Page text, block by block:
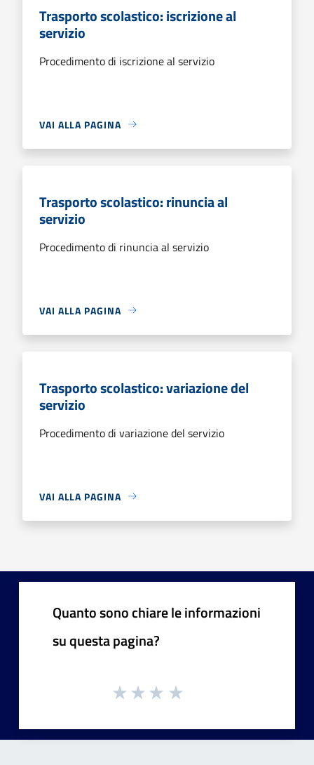
Trasporto scolastico: iscrizione al
servizio
Procedimento di iscrizione al servizio
VAI ALLA PAGINA
Trasporto scolastico: rinuncia al
servizio
Procedimento di rinuncia al servizio
VAI ALLA PAGINA
Trasporto scolastico: variazione del
servizio
Procedimento di variazione del servizio
VAI ALLA PAGINA
Quanto sono chiare le informazioni
su questa pagina?